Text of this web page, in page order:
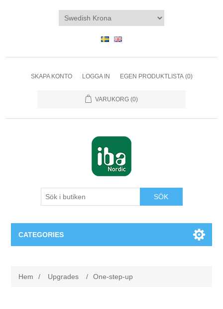
SKAPA KONTO LOGGA IN EGEN PRODUKTLISTA (0)
VARUKORG (0)
SÖK
CATEGORIES
Hem / Upgrades / One-step-up